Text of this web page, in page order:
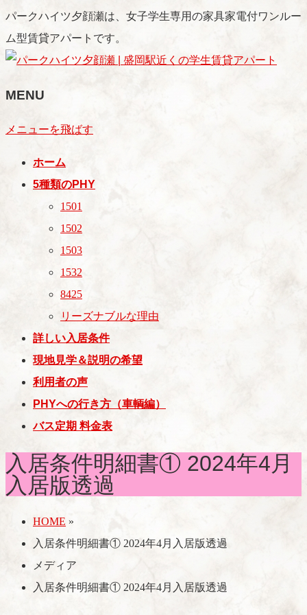
パークハイツ夕顔瀬は、女子学生専用の家具家電付ワンルー
ム型賃貸アパートです。
MENU
メニューを飛ばす
ホーム
5種類のPHY
1501
1502
1503
1532
8425
リーズナブルな理由
詳しい入居条件
現地見学＆説明の希望
利用者の声
PHYへの行き方（車輌編）
バス定期 料金表
入居条件明細書① 2024年4月
入居版透過
HOME »
入居条件明細書① 2024年4月入居版透過
メディア
入居条件明細書① 2024年4月入居版透過